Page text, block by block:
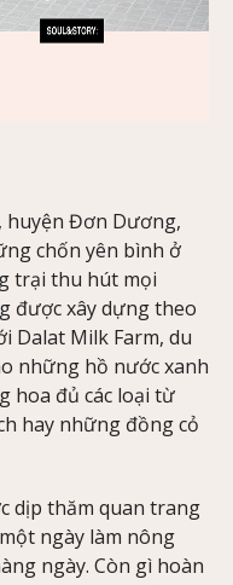
huyện Đơn Dương,
chốn yên bình ở
trại thu hút mọi
được xây dựng theo
Dalat Milk Farm, du
những hồ nước xanh
hoa đủ các loại từ
hay những đồng cỏ
dịp thăm quan trang
ngày làm nông
ngày. Còn gì hoàn